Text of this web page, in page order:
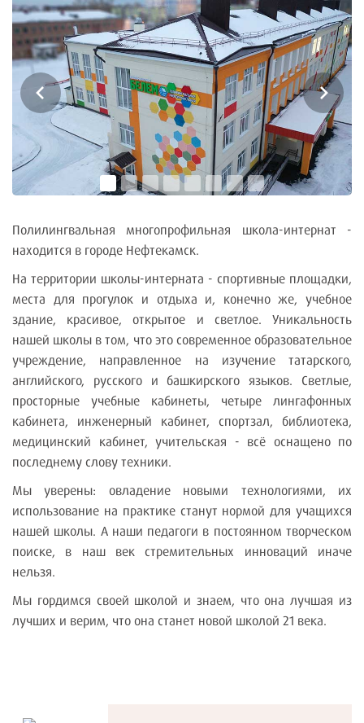
Полилингвальная многопрофильная школа-интернат -
находится в городе Нефтекамск.
На территории школы-интерната - спортивные площадки,
места для прогулок и отдыха и, конечно же, учебное
здание, красивое, открытое и светлое. Уникальность
нашей школы в том, что это современное образовательное
учреждение, направленное на изучение татарского,
английского, русского и башкирского языков. Светлые,
просторные учебные кабинеты, четыре лингафонных
кабинета, инженерный кабинет, спортзал, библиотека,
медицинский кабинет, учительская - всё оснащено по
последнему слову техники.
Мы уверены: овладение новыми технологиями, их
использование на практике станут нормой для учащихся
нашей школы. А наши педагоги в постоянном творческом
поиске, в наш век стремительных инноваций иначе
нельзя.
Мы гордимся своей школой и знаем, что она лучшая из
лучших и верим, что она станет новой школой 21 века.